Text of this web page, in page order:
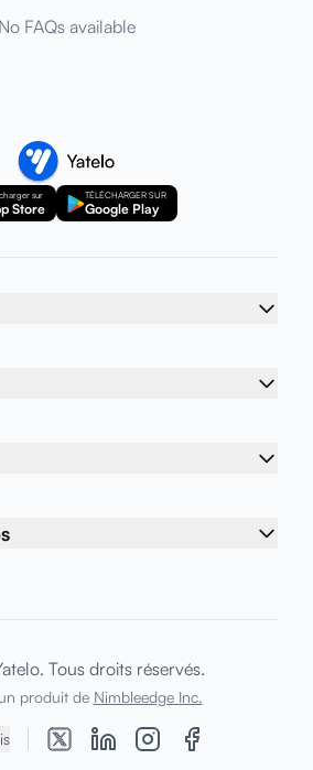
No FAQs available
sur
Store
TÉLÉCHARGER SUR
Google Play
Tous droits réservés.
produit de Nimbleedge Inc.